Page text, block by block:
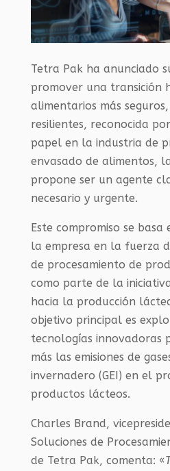
Tetra Pak ha anunciado
promover una transición
alimentarios más
resilientes, reconocida
papel en la industria de
envasado de alimentos,
propone ser un agente
necesario y urgente.
Este compromiso se
la empresa en la fuerza
de procesamiento de
como parte de la
hacia la producción
objetivo principal es
tecnologías innovadoras
más las emisiones de
invernadero (GEI) en el
productos lácteos.
Charles Brand,
Soluciones de
de Tetra Pak, comenta: «